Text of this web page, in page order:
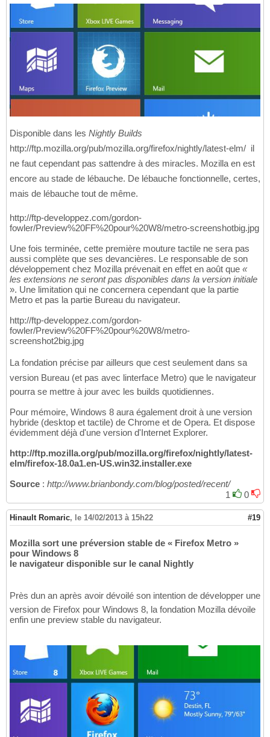
Disponible dans les Nightly Builds
http://ftp.mozilla.org/pub/mozilla.org/firefox/nightly/latest-elm/  il
ne faut cependant pas sattendre à des miracles. Mozilla en est
encore au stade de lébauche. De lébauche fonctionnelle, certes,
mais de lébauche tout de même.
http://ftp-developpez.com/gordon-
fowler/Preview%20FF%20pour%20W8/metro-screenshotbig.jpg
Une fois terminée, cette première mouture tactile ne sera pas
aussi complète que ses devancières. Le responsable de son
développement chez Mozilla prévenait en effet en août que «
les extensions ne seront pas disponibles dans la version initiale
». Une limitation qui ne concernera cependant que la partie
Metro et pas la partie Bureau du navigateur.
http://ftp-developpez.com/gordon-
fowler/Preview%20FF%20pour%20W8/metro-
screenshot2big.jpg
La fondation précise par ailleurs que cest seulement dans sa
version Bureau (et pas avec linterface Metro) que le navigateur
pourra se mettre à jour avec les builds quotidiennes.
Pour mémoire, Windows 8 aura également droit à une version
hybride (desktop et tactile) de Chrome et de Opera. Et dispose
évidemment déjà d'une version d'Internet Explorer.
http://ftp.mozilla.org/pub/mozilla.org/firefox/nightly/latest-
elm/firefox-18.0a1.en-US.win32.installer.exe
Source : http://www.brianbondy.com/blog/posted/recent/
1
0
Hinault Romaric, le 14/02/2013 à 15h22 #19
Mozilla sort une préversion stable de « Firefox Metro »
pour Windows 8
le navigateur disponible sur le canal Nightly
Près dun an après avoir dévoilé son intention de développer une
version de Firefox pour Windows 8, la fondation Mozilla dévoile
enfin une preview stable du navigateur.